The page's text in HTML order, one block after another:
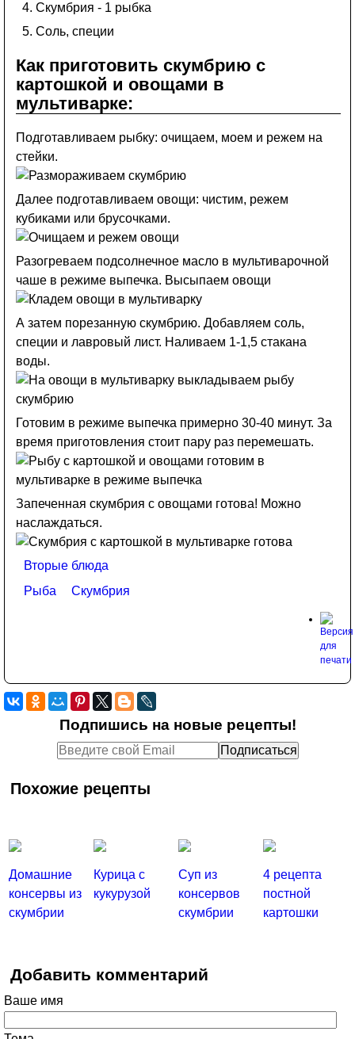
Скумбрия - 1 рыбка
Соль, специи
Как приготовить скумбрию с
картошкой и овощами в
мультиварке:
Подготавливаем рыбку: очищаем, моем и режем на
стейки.
Далее подготавливаем овощи: чистим, режем
кубиками или брусочками.
Разогреваем подсолнечное масло в мультиварочной
чаше в режиме выпечка. Высыпаем овощи
А затем порезанную скумбрию. Добавляем соль,
специи и лавровый лист. Наливаем 1-1,5 стакана
воды.
Готовим в режиме выпечка примерно 30-40 минут. За
время приготовления стоит пару раз перемешать.
Запеченная скумбрия с овощами готова! Можно
наслаждаться.
Вторые блюда
Рыба
Скумбрия
Подпишись на новые рецепты!
Похожие рецепты
Домашние
консервы из
скумбрии
Курица с
кукурузой
Суп из
консервов
скумбрии
4 рецепта
постной
картошки
Добавить комментарий
Ваше имя